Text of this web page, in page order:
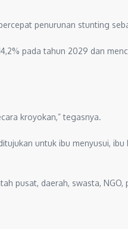
penurunan stunting
pada tahun 2029 dan
kroyokan,” tegasnya.
untuk ibu menyusui,
pusat, daerah, swasta,